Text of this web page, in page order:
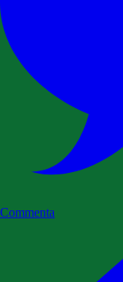
Commenta